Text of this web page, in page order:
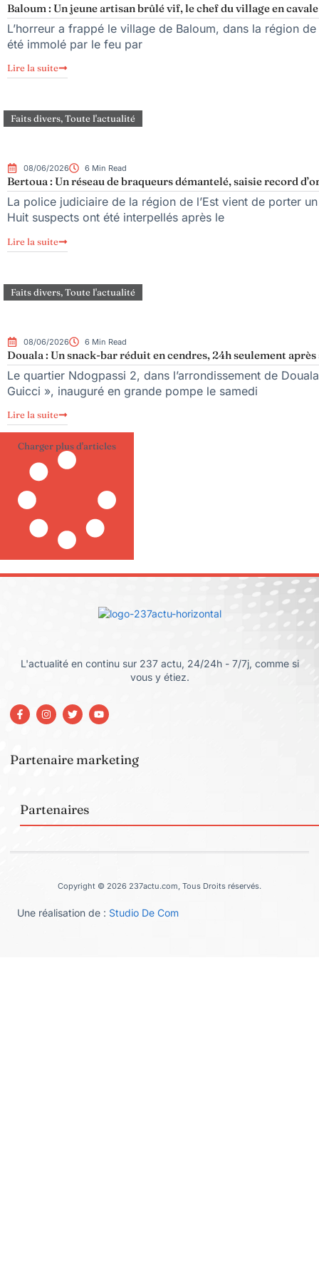
Baloum : Un jeune artisan brûlé vif, le chef du village en cavale
L’horreur a frappé le village de Baloum, dans la région
été immolé par le feu par
Lire la suite
Faits divers,Toute l'actualité
08/06/2026 6 Min Read
Bertoua : Un réseau de braqueurs démantelé, saisie record
La police judiciaire de la région de l’Est vient de porter
Huit suspects ont été interpellés après le
Lire la suite
Faits divers,Toute l'actualité
08/06/2026 6 Min Read
Douala : Un snack-bar réduit en cendres, 24h seulement
Le quartier Ndogpassi 2, dans l’arrondissement de
Guicci », inauguré en grande pompe le samedi
Lire la suite
Charger plus d'articles
L'actualité en continu sur 237 actu, 24/24h - 7/7j, comme si
vous y étiez.
Partenaire marketing
Partenaires
Copyright © 2026 237actu.com, Tous Droits réservés.
Une réalisation de : Studio De Com